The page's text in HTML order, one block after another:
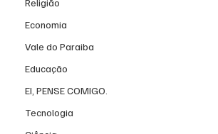
Religião
Economia
Vale do Paraiba
Educação
EI, PENSE COMIGO.
Tecnologia